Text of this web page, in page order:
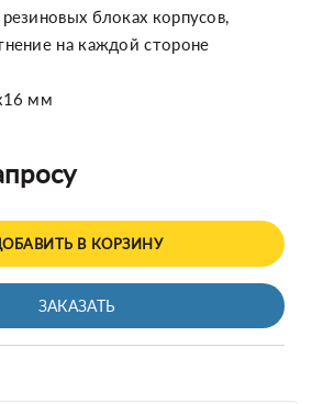
блоках корпусов,
на каждой стороне
мм
В КОРЗИНУ
ЗАКАЗАТЬ